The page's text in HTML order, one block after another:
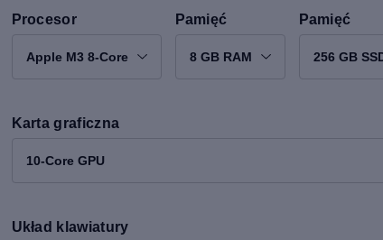
Procesor
Apple M3 8-Core
Pamięć
8 GB RAM
Pamięć
256 GB
Karta graficzna
10-Core GPU
Układ klawiatury